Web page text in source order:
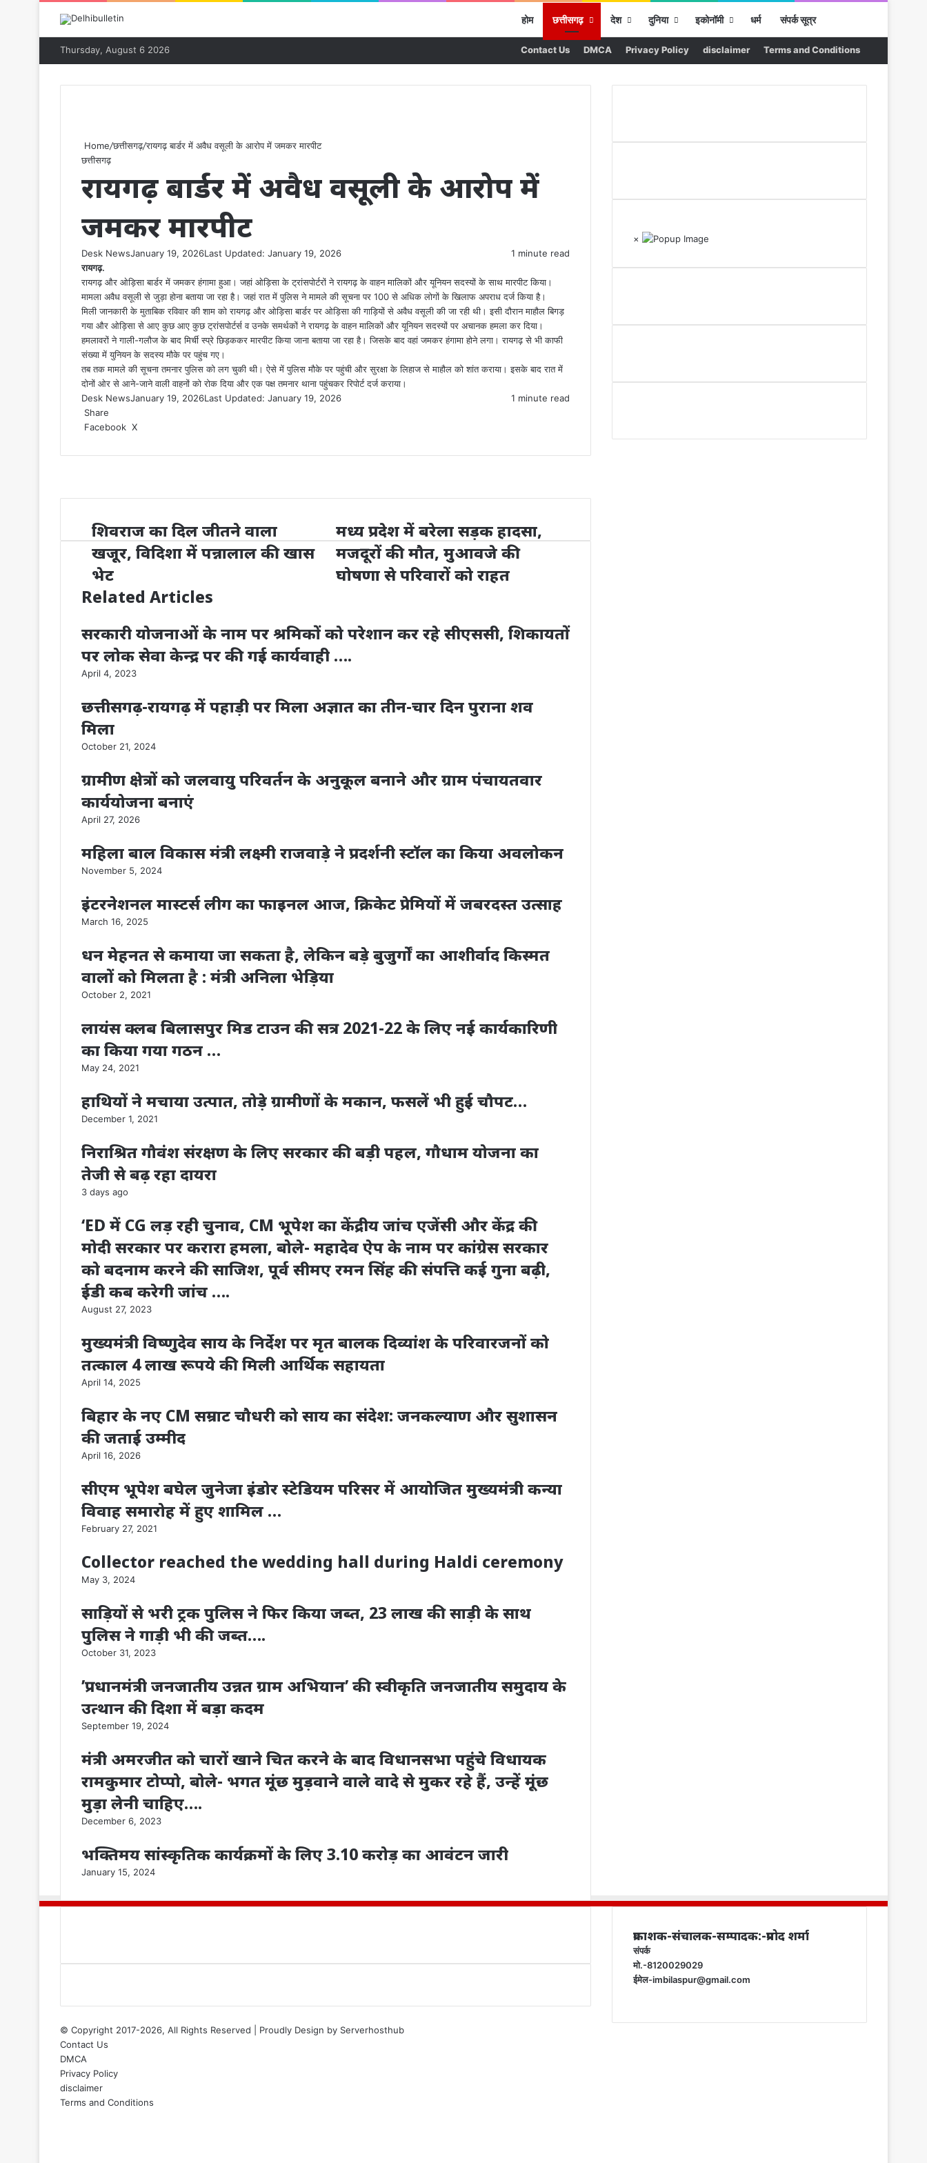
होम छत्तीसगढ़ देश दुनिया इकोनॉमी धर्म संपर्क सूत्र
Thursday, August 6 2026 Contact Us DMCA Privacy Policy disclaimer Terms and Conditions
Home/छत्तीसगढ़/रायगढ़ बार्डर में अवैध वसूली के आरोप में जमकर मारपीट
छत्तीसगढ़
रायगढ़ बार्डर में अवैध वसूली के आरोप में
जमकर मारपीट
Desk NewsJanuary 19, 2026Last Updated: January 19, 2026
1 minute read
रायगढ़.
रायगढ़ और ओड़िसा बार्डर में जमकर हंगामा हुआ। जहां ओड़िसा के ट्रांसपोर्टरों ने रायगढ़ के वाहन मालिकों और यूनियन सदस्यों के साथ मारपीट किया।
मामला अवैध वसूली से जुड़ा होना बताया जा रहा है। जहां रात में पुलिस ने मामले की सूचना पर 100 से अधिक लोगों के खिलाफ अपराध दर्ज किया है।
मिली जानकारी के मुताबिक रविवार की शाम को रायगढ़ और ओड़िसा बार्डर पर ओड़िसा की गाड़ियों से अवैध वसूली की जा रही थी। इसी दौरान माहौल बिगड़
गया और ओड़िसा से आए कुछ आए कुछ ट्रांसपोर्टर्स व उनके समर्थकों ने रायगढ़ के वाहन मालिकों और यूनियन सदस्यों पर अचानक हमला कर दिया।
हमलावरों ने गाली-गलौज के बाद मिर्ची स्प्रे छिड़ककर मारपीट किया जाना बताया जा रहा है। जिसके बाद वहां जमकर हंगामा होने लगा। रायगढ़ से भी काफी
संख्या में युनियन के सदस्य मौके पर पहुंच गए।
तब तक मामले की सूचना तमनार पुलिस को लग चुकी थी। ऐसे में पुलिस मौके पर पहुंची और सुरक्षा के लिहाज से माहौल को शांत कराया। इसके बाद रात में
दोनों ओर से आने-जाने वाली वाहनों को रोक दिया और एक पक्ष तमनार थाना पहुंचकर रिपोर्ट दर्ज कराया।
Desk NewsJanuary 19, 2026Last Updated: January 19, 2026
1 minute read
Share
Facebook X
Email
शिवराज का दिल जीतने वाला
खजूर, विदिशा में पन्नालाल की खास
भेट
मध्य प्रदेश में बरेला सड़क हादसा,
मजदूरों की मौत, मुआवजे की
घोषणा से परिवारों को राहत
Related Articles
सरकारी योजनाओं के नाम पर श्रमिकों को परेशान कर रहे सीएससी, शिकायतों
पर लोक सेवा केन्द्र पर की गई कार्यवाही ….
April 4, 2023
छत्तीसगढ़-रायगढ़ में पहाड़ी पर मिला अज्ञात का तीन-चार दिन पुराना शव
मिला
October 21, 2024
ग्रामीण क्षेत्रों को जलवायु परिवर्तन के अनुकूल बनाने और ग्राम पंचायतवार
कार्ययोजना बनाएं
April 27, 2026
महिला बाल विकास मंत्री लक्ष्मी राजवाड़े ने प्रदर्शनी स्टॉल का किया अवलोकन
November 5, 2024
इंटरनेशनल मास्टर्स लीग का फाइनल आज, क्रिकेट प्रेमियों में जबरदस्त उत्साह
March 16, 2025
धन मेहनत से कमाया जा सकता है, लेकिन बड़े बुजुर्गों का आशीर्वाद किस्मत
वालों को मिलता है : मंत्री अनिला भेड़िया
October 2, 2021
लायंस क्लब बिलासपुर मिड टाउन की सत्र 2021-22 के लिए नई कार्यकारिणी
का किया गया गठन …
May 24, 2021
हाथियों ने मचाया उत्पात, तोड़े ग्रामीणों के मकान, फसलें भी हुई चौपट…
December 1, 2021
निराश्रित गौवंश संरक्षण के लिए सरकार की बड़ी पहल, गौधाम योजना का
तेजी से बढ़ रहा दायरा
3 days ago
‘ED में CG लड़ रही चुनाव, CM भूपेश का केंद्रीय जांच एजेंसी और केंद्र की
मोदी सरकार पर करारा हमला, बोले- महादेव ऐप के नाम पर कांग्रेस सरकार
को बदनाम करने की साजिश, पूर्व सीमए रमन सिंह की संपत्ति कई गुना बढ़ी,
ईडी कब करेगी जांच ….
August 27, 2023
मुख्यमंत्री विष्णुदेव साय के निर्देश पर मृत बालक दिव्यांश के परिवारजनों को
तत्काल 4 लाख रूपये की मिली आर्थिक सहायता
April 14, 2025
बिहार के नए CM सम्राट चौधरी को साय का संदेश: जनकल्याण और सुशासन
की जताई उम्मीद
April 16, 2026
सीएम भूपेश बघेल जुनेजा इंडोर स्टेडियम परिसर में आयोजित मुख्यमंत्री कन्या
विवाह समारोह में हुए शामिल …
February 27, 2021
Collector reached the wedding hall during Haldi ceremony
May 3, 2024
साड़ियों से भरी ट्रक पुलिस ने फिर किया जब्त, 23 लाख की साड़ी के साथ
पुलिस ने गाड़ी भी की जब्त….
October 31, 2023
’प्रधानमंत्री जनजातीय उन्नत ग्राम अभियान’ की स्वीकृति जनजातीय समुदाय के
उत्थान की दिशा में बड़ा कदम
September 19, 2024
मंत्री अमरजीत को चारों खाने चित करने के बाद विधानसभा पहुंचे विधायक
रामकुमार टोप्पो, बोले- भगत मूंछ मुड़वाने वाले वादे से मुकर रहे हैं, उन्हें मूंछ
मुड़ा लेनी चाहिए….
December 6, 2023
भक्तिमय सांस्कृतिक कार्यक्रमों के लिए 3.10 करोड़ का आवंटन जारी
January 15, 2024
×
प्रकाशक-संचालक-सम्पादक:-प्रमोद शर्मा
संपर्क
मो.-8120029029
ईमेल-imbilaspur@gmail.com
© Copyright 2017-2026, All Rights Reserved | Proudly Design by Serverhosthub
Contact Us
DMCA
Privacy Policy
disclaimer
Terms and Conditions